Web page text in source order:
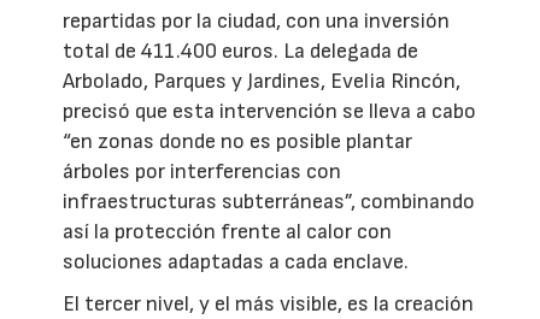
repartidas por la ciudad, con una inversión
total de 411.400 euros. La delegada de
Arbolado, Parques y Jardines, Evelia Rincón,
precisó que esta intervención se lleva a cabo
“en zonas donde no es posible plantar
árboles por interferencias con
infraestructuras subterráneas”, combinando
así la protección frente al calor con
soluciones adaptadas a cada enclave.
El tercer nivel, y el más visible, es la creación